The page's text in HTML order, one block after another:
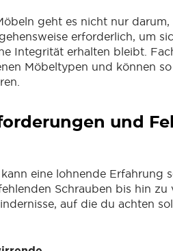
geht es nicht nur darum,
erforderlich, um
Integrität erhalten bleibt.
Möbeltypen und können
und
eine lohnende Erfahrung
Schrauben bis hin
auf die du achten